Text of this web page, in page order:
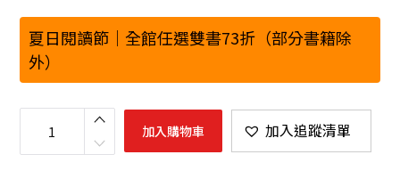
夏日閱讀節｜全館任選雙書73折（部分書籍除
外）
賽
：
加入購物車 加入追蹤清單